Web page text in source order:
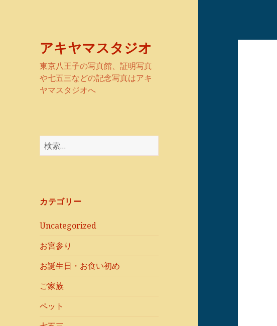
アキヤマスタジオ
東京八王子の写真館、証明写真
や七五三などの記念写真はアキ
ヤマスタジオへ
検
索:
カテゴリー
Uncategorized
お宮参り
お誕生日・お食い初め
ご家族
ペット